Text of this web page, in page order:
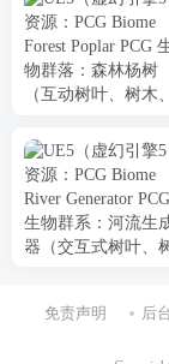
免责声明 后